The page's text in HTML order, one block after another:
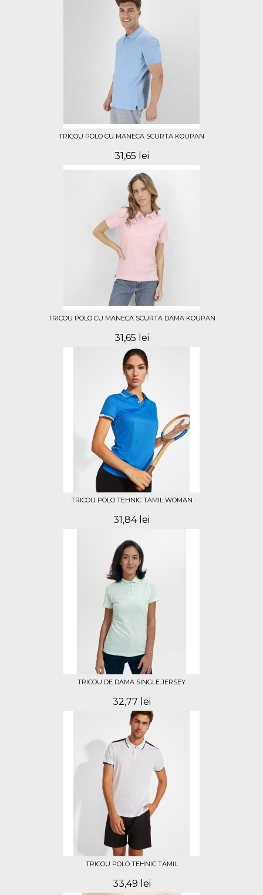
TRICOU POLO CU MANECA SCURTA KOUPAN
31,65 lei
TRICOU POLO CU MANECA SCURTA DAMA KOUPAN
31,65 lei
TRICOU POLO TEHNIC TAMIL WOMAN
31,84 lei
TRICOU DE DAMA SINGLE JERSEY
32,77 lei
TRICOU POLO TEHNIC TAMIL
33,49 lei